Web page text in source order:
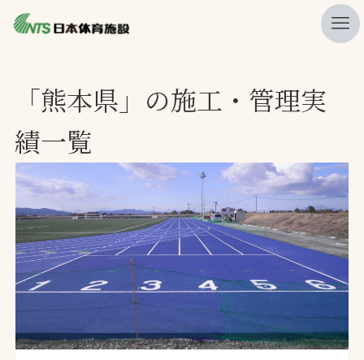
ニュース
プレスリリース
レポート
製品・サービス一覧
施工・管理実績一覧
会社概要
採用情報
検索
「熊本県」の施工・管理実
績一覧